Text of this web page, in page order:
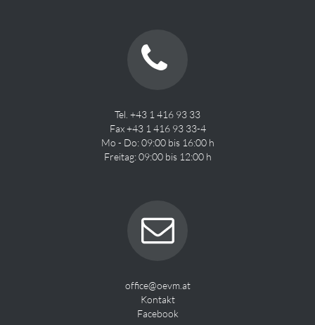
Tel. +43 1 416 93 33
Fax +43 1 416 93 33-4
Mo - Do: 09:00 bis 16:00 h
Freitag: 09:00 bis 12:00 h
office@oevm.at
Kontakt
Facebook